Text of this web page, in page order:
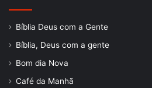
Bíblia Deus com a Gente
Bíblia, Deus com a gente
Bom dia Nova
Café da Manhã